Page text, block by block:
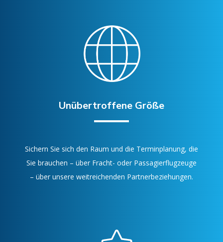
Unübertroffene Größe
Sichern Sie sich den Raum und die Terminplanung, die
Sie brauchen – über Fracht- oder Passagierflugzeuge
– über unsere weitreichenden Partnerbeziehungen.